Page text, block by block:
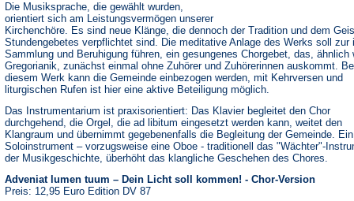
Die Musiksprache, die gewählt wurden,
orientiert sich am Leistungsvermögen unserer
Kirchenchöre. Es sind neue Klänge, die dennoch der Tradition und dem
Stundengebetes verpflichtet sind. Die meditative Anlage des Werks soll zur
Sammlung und Beruhigung führen, ein gesungenes Chorgebet, das, ähnlich
Gregorianik, zunächst einmal ohne Zuhörer und Zuhörerinnen auskommt.
diesem Werk kann die Gemeinde einbezogen werden, mit Kehrversen und
liturgischen Rufen ist hier eine aktive Beteiligung möglich.
Das Instrumentarium ist praxisorientiert: Das Klavier begleitet den Chor
durchgehend, die Orgel, die ad libitum eingesetzt werden kann, weitet den
Klangraum und übernimmt gegebenenfalls die Begleitung der Gemeinde. Ein
Soloinstrument – vorzugsweise eine Oboe - traditionell das "Wächter"-
der Musikgeschichte, überhöht das klangliche Geschehen des Chores.
Adveniat lumen tuum – Dein Licht soll kommen! - Chor-Version
Preis: 12,95 Euro Edition DV 87